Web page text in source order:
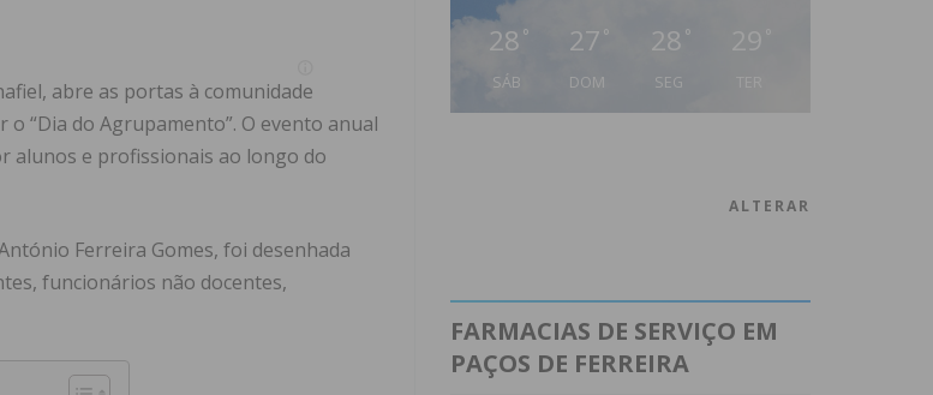
abre as portas à comunidade
“Dia do Agrupamento”. O evento anual
alunos e profissionais ao longo do
Ferreira Gomes, foi desenhada
funcionários não docentes,
28 °
SÁB
27 °
DOM
28 °
SEG
29 °
ALTERAR
FARMACIAS DE SERVIÇO EM
PAÇOS DE FERREIRA